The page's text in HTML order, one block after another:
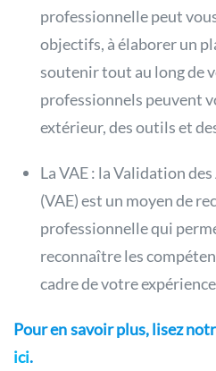
professionnelle peut
objectifs, à élaborer un
soutenir tout au long de
professionnels peuvent
extérieur, des outils et
La VAE : la Validation
(VAE) est un moyen de
professionnelle qui
reconnaître les
cadre de votre
Pour en savoir plus, lisez
ici.